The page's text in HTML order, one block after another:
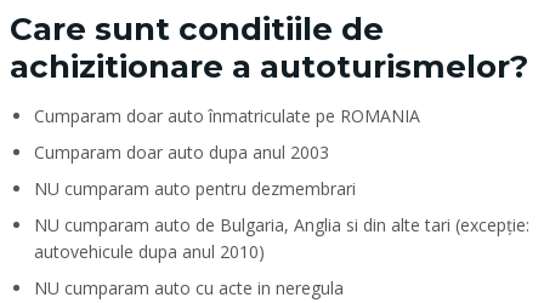
Care sunt conditiile de
achizitionare a autoturismelor?
Cumparam doar auto înmatriculate pe ROMANIA
Cumparam doar auto dupa anul 2003
NU cumparam auto pentru dezmembrari
NU cumparam auto de Bulgaria, Anglia si din alte tari (excepție:
autovehicule dupa anul 2010)
NU cumparam auto cu acte in neregula